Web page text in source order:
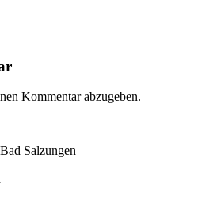
Kommentar abzugeben.
Salzungen